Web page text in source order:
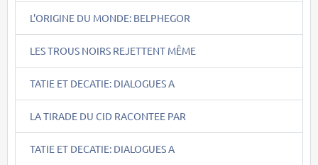
L'ORIGINE DU MONDE: BELPHEGOR
LES TROUS NOIRS REJETTENT MÊME
TATIE ET DECATIE: DIALOGUES A
LA TIRADE DU CID RACONTEE PAR
TATIE ET DECATIE: DIALOGUES A